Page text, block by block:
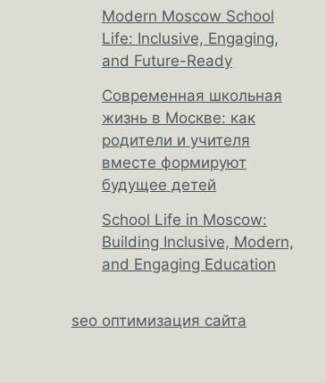
Modern Moscow School
Life: Inclusive, Engaging,
and Future-Ready
Современная школьная
жизнь в Москве: как
родители и учителя
вместе формируют
будущее детей
School Life in Moscow:
Building Inclusive, Modern,
and Engaging Education
seo оптимизация сайта